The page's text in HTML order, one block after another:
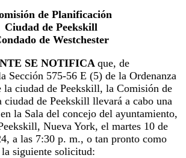
de Planificación
Ciudad de Peekskill
de Westchester
SE NOTIFICA que, de
Sección 575-56 E (5) de la Ordenanza
la ciudad de Peekskill, la Comisión de
de Peekskill llevará a cabo una
la Sala del concejo del ayuntamiento,
Nueva York, el martes 10 de
a las 7:30 p. m., o tan pronto como
siguiente solicitud: